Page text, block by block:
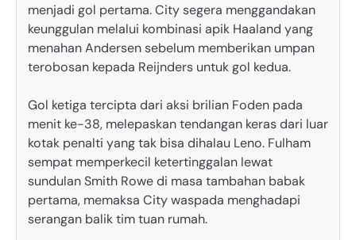
menjadi gol pertama. City segera menggandakan
keunggulan melalui kombinasi apik Haaland yang
menahan Andersen sebelum memberikan umpan
terobosan kepada Reijnders untuk gol kedua.
Gol ketiga tercipta dari aksi brilian Foden pada
menit ke-38, melepaskan tendangan keras dari luar
kotak penalti yang tak bisa dihalau Leno. Fulham
sempat memperkecil ketertinggalan lewat
sundulan Smith Rowe di masa tambahan babak
pertama, memaksa City waspada menghadapi
serangan balik tim tuan rumah.